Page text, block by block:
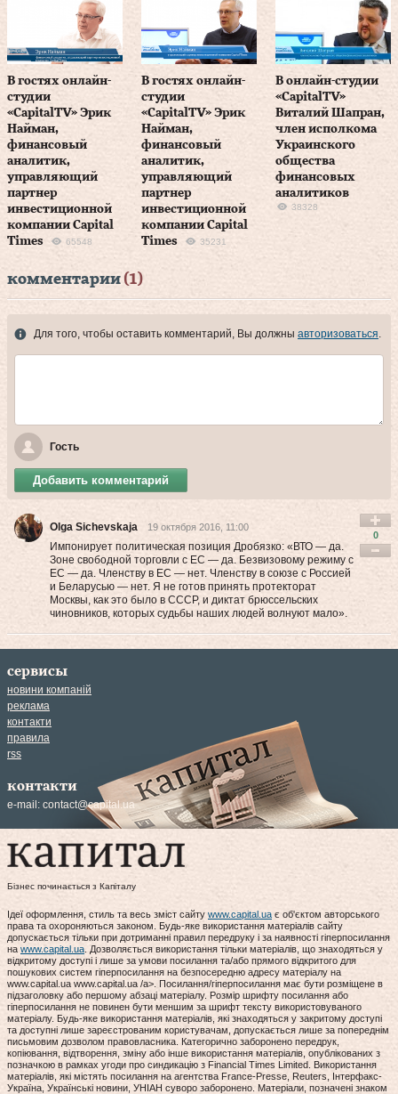
В гостях онлайн-
студии
«CapitalTV» Эрик
Найман,
финансовый
аналитик,
управляющий
партнер
инвестиционной
компании Capital
Times
65548
В гостях онлайн-
студии
«CapitalTV» Эрик
Найман,
финансовый
аналитик,
управляющий
партнер
инвестиционной
компании Capital
Times
35231
В онлайн-студии
«CapitalTV»
Виталий Шапран,
член исполкома
Украинского
общества
финансовых
аналитиков
38328
комментарии (1)
Для того, чтобы оставить комментарий, Вы должны авторизоваться
Гость
Добавить комментарий
Olga Sichevskaja 19 октября 2016, 11:00
Импонирует политическая позиция Дробязко: «ВТО — да.
Зоне свободной торговли с ЕС — да. Безвизовому режиму c
ЕС — да. Членству в ЕС — нет. Членству в союзе с Россией
и Беларусью — нет. Я не готов принять протекторат
Москвы, как это было в СССР, и диктат брюссельских
чиновников, которых судьбы наших людей волнуют мало».
0
сервисы
новини компаній
реклама
контакти
правила
rss
контакти
e-mail: contact@capital.ua
Бізнес починається з Капіталу
Ідеї оформлення, стиль та весь зміст сайту www.capital.ua є об'єктом авторського
права та охороняються законом. Будь-яке використання матеріалів сайту
допускається тільки при дотриманні правил передруку і за наявності гіперпосилання
на www.capital.ua . Дозволяється використання тільки матеріалів, що знаходяться у
відкритому доступі і лише за умови посилання та/або прямого відкритого для
пошукових систем гіперпосилання на безпосередню адресу матеріалу на
www.capital.ua www.capital.ua /a>. Посилання/гіперпосилання має бути розміщене в
підзаголовку або першому абзаці матеріалу. Розмір шрифту посилання або
гіперпосилання не повинен бути меншим за шрифт тексту використовуваного
матеріалу. Будь-яке використання матеріалів, які знаходяться у закритому доступі
та доступні лише зареєстрованим користувачам, допускається лише за попереднім
письмовим дозволом правовласника. Категорично заборонено передрук,
копіювання, відтворення, зміну або інше використання матеріалів, опублікованих з
позначкою в рамках угоди про синдикацію з Financial Times Limited. Використання
матеріалів, які містять посилання на агентства France-Presse, Reuters, Інтерфакс-
Україна, Українські новини, УНІАН суворо заборонено. Матеріали, позначені знаком